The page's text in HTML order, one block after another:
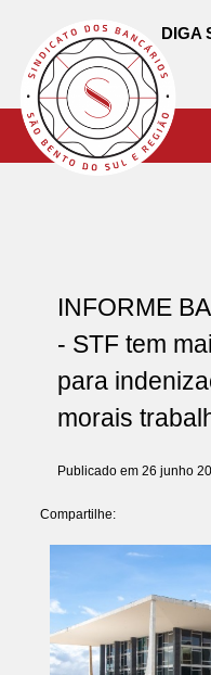
DIGA
INFORME
- STF tem
para
morais
Publicado em 26 junho
Compartilhe: